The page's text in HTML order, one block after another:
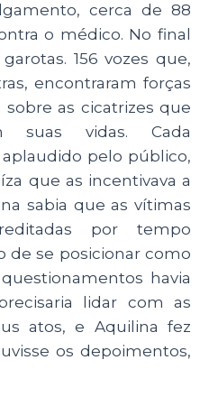
cerca de 88
o médico. No final
156 vozes que,
encontraram forças
as cicatrizes que
suas vidas. Cada
pelo público,
que as incentivava a
sabia que as vítimas
por tempo
de se posicionar como
havia
lidar com as
atos, e Aquilina fez
os depoimentos,